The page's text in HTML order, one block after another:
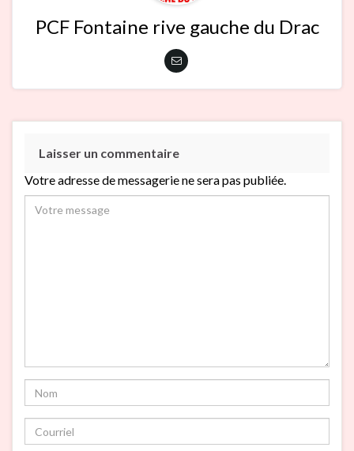
PCF Fontaine rive gauche du Drac
Laisser un commentaire
Votre adresse de messagerie ne sera pas publiée.